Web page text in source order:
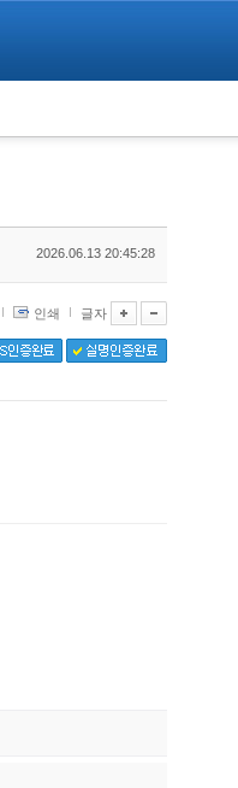
2026.06.13 20:45:28
인쇄 글자